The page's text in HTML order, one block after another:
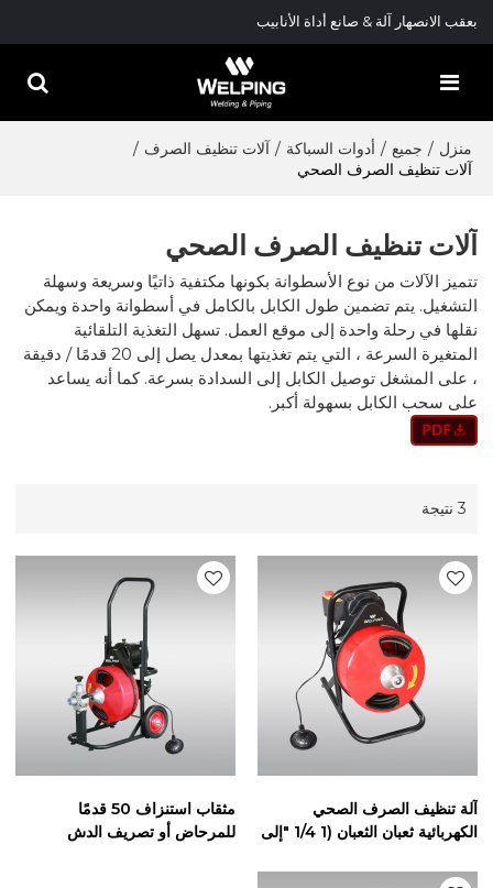
بعقب الانصهار آلة & صانع أداة الأنابيب
منزل / جميع / أدوات السباكة / آلات تنظيف الصرف /
آلات تنظيف الصرف الصحي
آلات تنظيف الصرف الصحي
تتميز الآلات من نوع الأسطوانة بكونها مكتفية ذاتيًا وسريعة وسهلة
التشغيل. يتم تضمين طول الكابل بالكامل في أسطوانة واحدة ويمكن
نقلها في رحلة واحدة إلى موقع العمل. تسهل التغذية التلقائية
المتغيرة السرعة ، التي يتم تغذيتها بمعدل يصل إلى 20 قدمًا / دقيقة
، على المشغل توصيل الكابل إلى السدادة بسرعة. كما أنه يساعد
على سحب الكابل بسهولة أكبر.
3 نتيجة
آلة تنظيف الصرف الصحي
الكهربائية ثعبان الثعبان (1 1/4 "إلى
مثقاب استنزاف 50 قدمًا
للمرحاض أو تصريف الدش